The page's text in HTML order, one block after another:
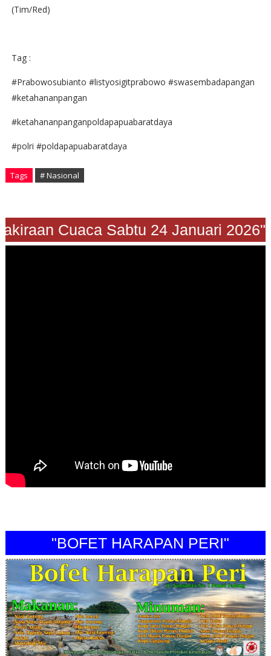
(Tim/Red)
Tag :
#Prabowosubianto #listyosigitprabowo #swasembadapangan
#ketahananpangan
#ketahananpanganpoldapapuabaratdaya
#polri #poldapapuabaratdaya
Tags # Nasional
Cuaca Sabtu 24 Januari
"BOFET HARAPAN PERI"